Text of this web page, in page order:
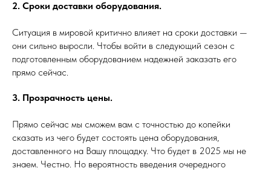
2. Сроки доставки оборудования.
Ситуация в мировой критично влияет на сроки доставки —
они сильно выросли. Чтобы войти в следующий сезон с
подготовленным оборудованием надежней заказать его
прямо сейчас.
3. Прозрачность цены.
Прямо сейчас мы сможем вам с точностью до копейки
сказать из чего будет состоять цена оборудования,
доставленного на Вашу площадку. Что будет в 2025 мы не
знаем. Честно. Но вероятность введения очередного